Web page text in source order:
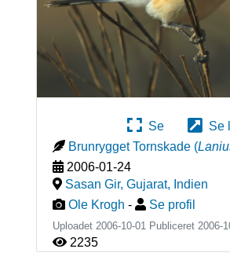
Se
Se
Brunrygget Tornskade (
2006-01-24
Sasan Gir, Gujarat, Indien
Ole Krogh - Se profil
Uploadet 2006-10-01 Publiceret 2006-
2235